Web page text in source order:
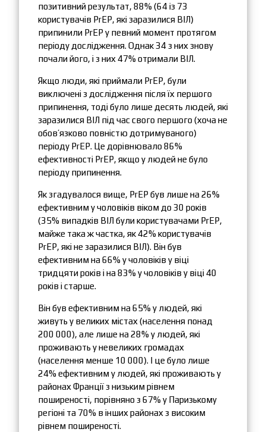
позитивний результат, 88% (64 із 73
користувачів PrEP, які заразилися ВІЛ)
припинили PrEP у певний момент протягом
періоду дослідження. Однак 34 з них знову
почали його, і з них 47% отримали ВІЛ.
Якщо люди, які приймали PrEP, були
виключені з дослідження після їх першого
припинення, тоді було лише десять людей, які
заразилися ВІЛ під час свого першого (хоча не
обов’язково повністю дотримуваного)
періоду PrEP. Це дорівнювало 86%
ефективності PrEP, якщо у людей не було
періоду припинення.
Як згадувалося вище, PrEP був лише на 26%
ефективним у чоловіків віком до 30 років
(35% випадків ВІЛ були користувачами PrEP,
майже така ж частка, як 42% користувачів
PrEP, які не заразилися ВІЛ). Він був
ефективним на 66% у чоловіків у віці
тридцяти років і на 83% у чоловіків у віці 40
років і старше.
Він був ефективним на 65% у людей, які
живуть у великих містах (населення понад
200 000), але лише на 28% у людей, які
проживають у невеликих громадах
(населення менше 10 000). І це було лише
24% ефективним у людей, які проживають у
районах Франції з низьким рівнем
поширеності, порівняно з 67% у Паризькому
регіоні та 70% в інших районах з високим
рівнем поширеності.